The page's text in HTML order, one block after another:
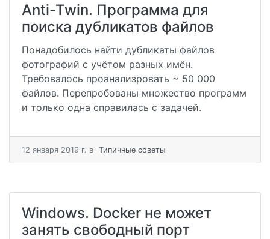
Anti-Twin. Программа для
поиска дубликатов файлов
Понадобилось найти дубликаты файлов
фотографий с учётом разных имён.
Требовалось проанализровать ~ 50 000
файлов. Перепробованы множество программ
и только одна справилась с задачей.
12 января 2019 г. в Типичные советы
Windows. Docker не может
занять свободный порт